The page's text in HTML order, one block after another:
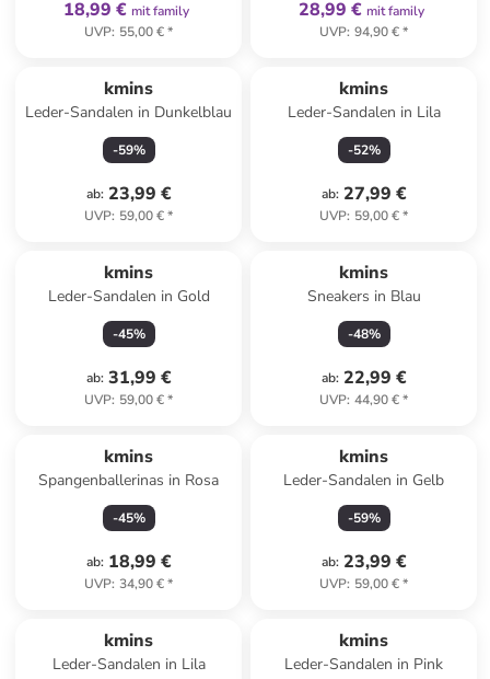
18,99 € mit family
UVP: 55,00 €*
28,99 € mit family
UVP: 94,90 €*
kmins
Leder-Sandalen in Dunkelblau
-59%
ab: 23,99 €
UVP: 59,00 €*
kmins
Leder-Sandalen in Lila
-52%
ab: 27,99 €
UVP: 59,00 €*
kmins
Leder-Sandalen in Gold
-45%
ab: 31,99 €
UVP: 59,00 €*
kmins
Sneakers in Blau
-48%
ab: 22,99 €
UVP: 44,90 €*
kmins
Spangenballerinas in Rosa
-45%
ab: 18,99 €
UVP: 34,90 €*
kmins
Leder-Sandalen in Gelb
-59%
ab: 23,99 €
UVP: 59,00 €*
kmins
Leder-Sandalen in Lila
kmins
Leder-Sandalen in Pink